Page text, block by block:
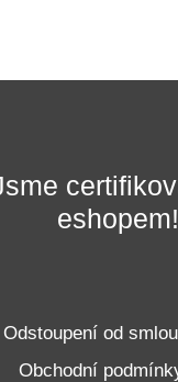
eshopem!
Odstoupení od
Obchodní